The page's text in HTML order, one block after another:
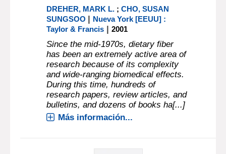
DREHER, MARK L. ;CHO, SUSAN
SUNGSOO | Nueva York [EEUU] :
Taylor & Francis |2001
Since the mid-1970s, dietary fiber
has been an extremely active area of
research because of its complexity
and wide-ranging biomedical effects.
During this time, hundreds of
research papers, review articles, and
bulletins, and dozens of books ha[...]
Más información...